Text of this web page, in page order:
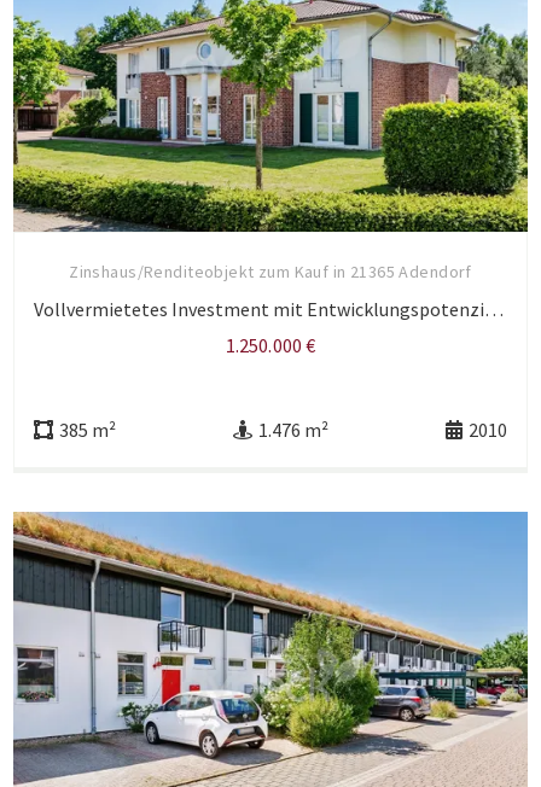
Zinshaus/Renditeobjekt zum Kauf in 21365 Adendorf
Vollvermietetes Investment mit Entwicklungspotenzial am Golfplatz von Adendorf
1.250.000 €
385 m² 1.476 m² 2010